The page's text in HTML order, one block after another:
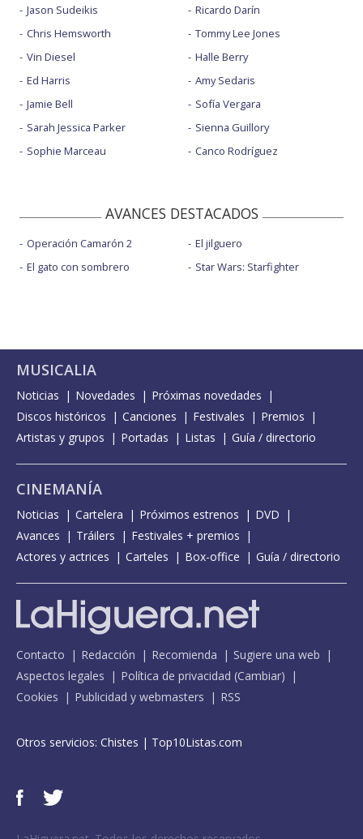
Jason Sudeikis
Chris Hemsworth
Vin Diesel
Ed Harris
Jamie Bell
Sarah Jessica Parker
Sophie Marceau
Ricardo Darín
Tommy Lee Jones
Halle Berry
Amy Sedaris
Sofía Vergara
Sienna Guillory
Canco Rodríguez
AVANCES DESTACADOS
Operación Camarón 2
El gato con sombrero
El jilguero
Star Wars: Starfighter
MUSICALIA
Noticias Novedades
Próximas novedades
Discos históricos
Canciones Festivales
Premios
Artistas y grupos
Portadas Listas Guía / directorio
CINEMANÍA
Noticias Cartelera Próximos estrenos
DVD
Avances
Tráilers
Festivales + premios
Actores y actrices
Carteles Box-office Guía / directorio
Contacto Redacción Recomienda
Sugiere una web
Aspectos legales
Política de privacidad (Cambiar)
Cookies
Publicidad y webmasters RSS
Otros servicios: Chistes | Top10Listas.com